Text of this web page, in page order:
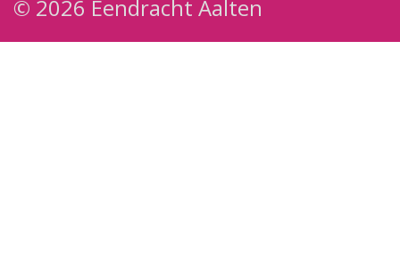
© 2026 Eendracht Aalten